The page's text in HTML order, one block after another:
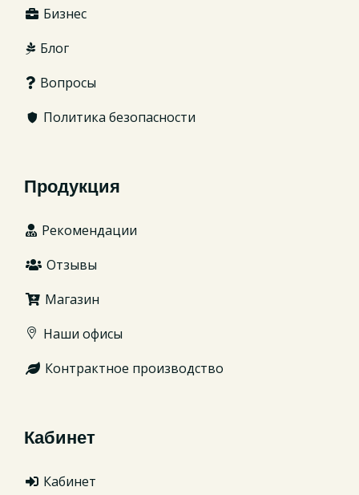
Бизнес
Блог
Вопросы
Политика безопасности
Продукция
Рекомендации
Отзывы
Магазин
Наши офисы
Контрактное производство
Кабинет
Кабинет